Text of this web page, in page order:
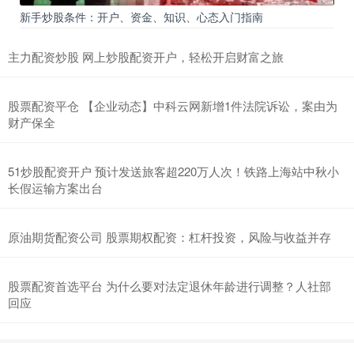
新手炒股条件：开户、资金、知识、心态入门指南
主力配资炒股 网上炒股配资开户，轻松开启财富之旅
股票配资平仓 【企业动态】中科云网新增1件法院诉讼，案由为
财产保全
51炒股配资开户 预计发送旅客超220万人次！铁路上海站中秋小
长假运输方案出台
原油期货配资公司 股票期权配资：杠杆投资，风险与收益并存
股票配资首选平台 为什么要对法定退休年龄进行调整？人社部
回应